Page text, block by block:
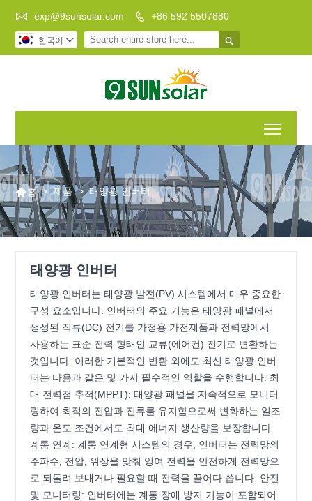
 exp@9sunsolar.com  +86 592 5507880

한국어 
홈 > 제품 > 태양광 인버터
태양광 인버터
태양광 인버터는 태양광 발전(PV) 시스템에서 매우 중요한
구성 요소입니다. 인버터의 주요 기능은 태양광 패널에서
생성된 직류(DC) 전기를 가정용 가전제품과 전력망에서
사용하는 표준 전력 형태인 교류(에어컨) 전기로 변환하는
것입니다. 이러한 기본적인 변환 외에도 최신 태양광 인버
터는 다음과 같은 몇 가지 필수적인 역할을 수행합니다. 최
대 전력점 추적(MPPT): 태양광 패널을 지속적으로 모니터
링하여 최적의 전압과 전류를 유지함으로써 변화하는 일조
량과 온도 조건에서도 최대 에너지 생산량을 보장합니다.
계통 연계: 계통 연계형 시스템의 경우, 인버터는 전력망의
주파수, 전압, 위상을 맞춰 잉여 전력을 안전하게 전력망으
로 되돌려 보내거나 필요할 때 전력을 끌어다 씁니다. 안전
및 모니터링: 인버터에는 계통 장애 방지 기능이 포함되어